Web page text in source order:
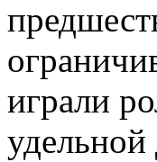
играли
удельной